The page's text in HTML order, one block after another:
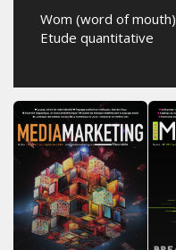
Wom (word of mouth)
Etude quantitative